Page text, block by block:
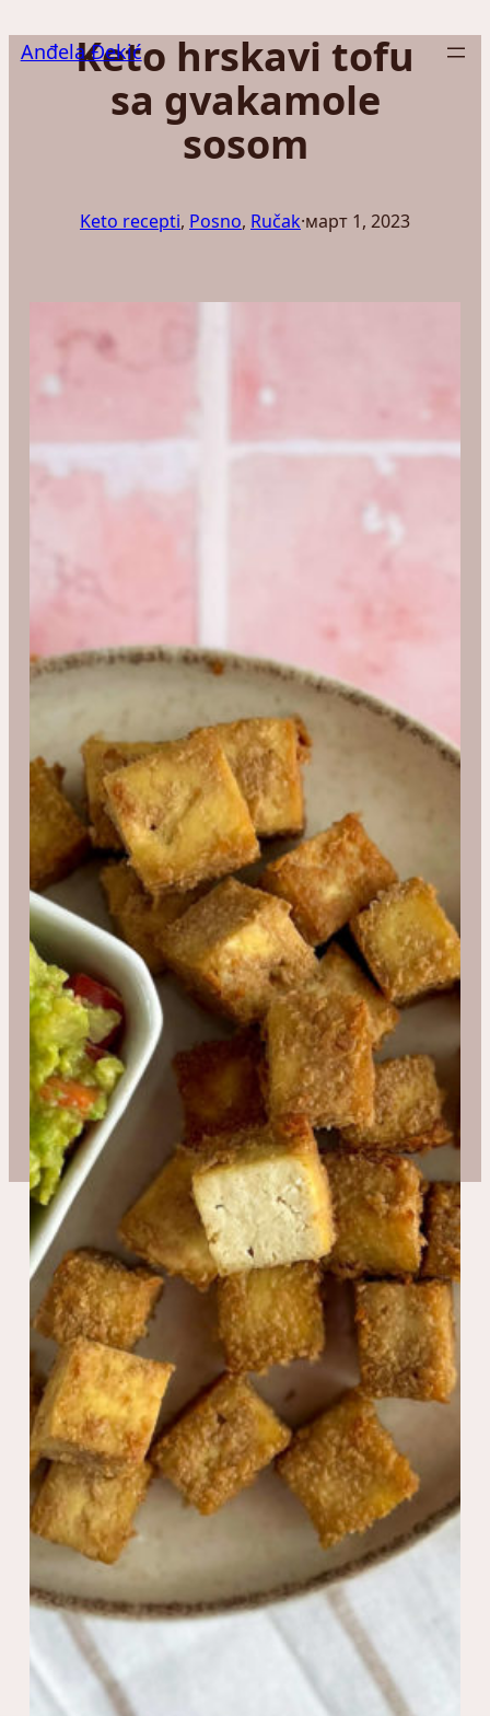
на
Anđela Đekić
Keto hrskavi tofu
sa gvakamole
sosom
Keto recepti, Posno, Ručak·март 1, 2023